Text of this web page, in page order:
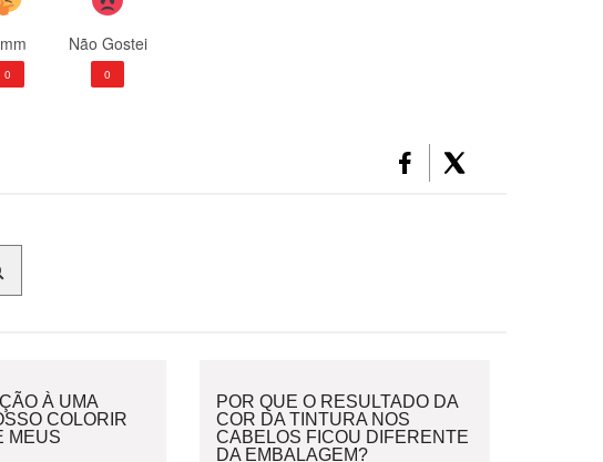
0
Não Gostei
0
À UMA
COLORIR
MEUS
POR QUE O RESULTADO DA
COR DA TINTURA NOS
CABELOS FICOU DIFERENTE
DA EMBALAGEM?